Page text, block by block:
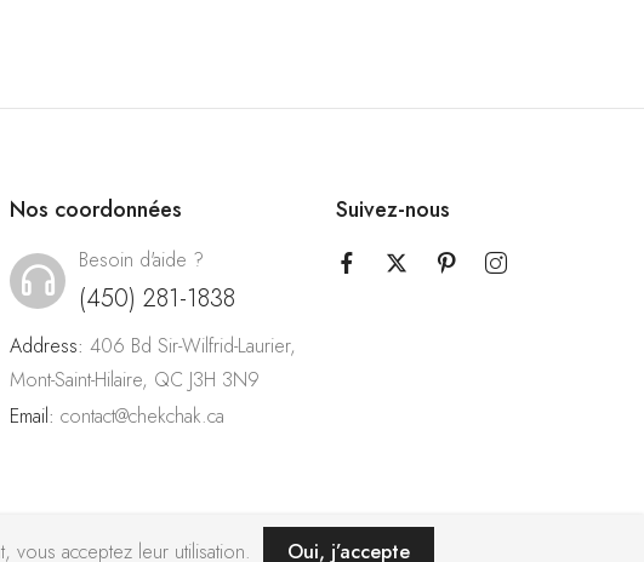
Nos coordonnées
Besoin d'aide ?
(450) 281-1838
Address: 406 Bd Sir-Wilfrid-Laurier,
Mont-Saint-Hilaire, QC J3H 3N9
Email: contact@chekchak.ca
Suivez-nous
vous acceptez leur utilisation. Oui, j’accepte